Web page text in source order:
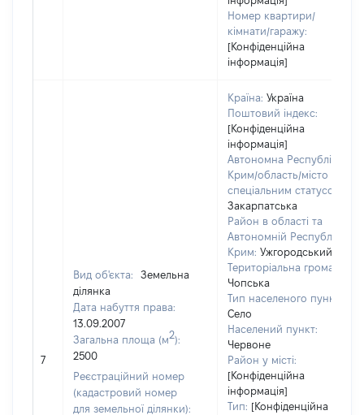
Номер квартири/
кімнати/гаражу:
[Конфіденційна
інформація]
7
Вид об'єкта:
Земельна
ділянка
Дата набуття права:
13.09.2007
Загальна площа (м2):
2500
Реєстраційний номер
(кадастровий номер
для земельної ділянки):
Країна: Україна
Поштовий індекс:
[Конфіденційна
інформація]
Автономна Республіка
Крим/область/місто зі
спеціальним статусом:
Закарпатська
Район в області та
Автономній Республіці
Крим: Ужгородський
Територіальна громада:
Чопська
Тип населеного пункту:
Село
Населений пункт:
Червоне
Район у місті:
[Конфіденційна
інформація]
Тип: [Конфіденційна